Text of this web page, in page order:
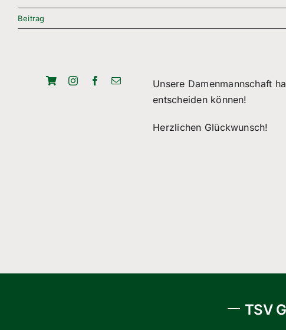
Beitrag
Unsere Damenmannschaft
entscheiden können!
Herzlichen Glückwunsch!
TSV